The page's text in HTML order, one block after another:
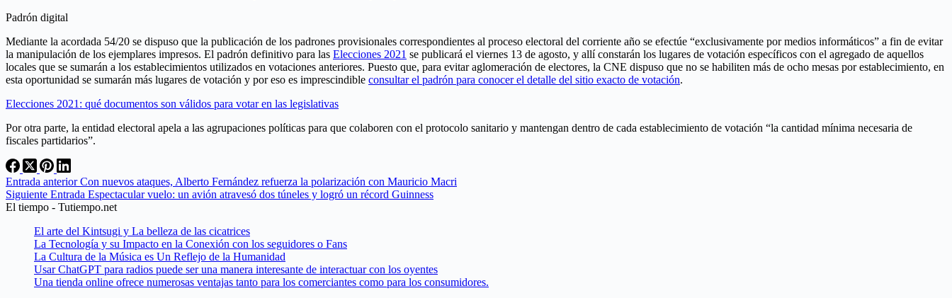
Padrón digital
Mediante la acordada 54/20 se dispuso que la publicación de los padrones provisionales correspondientes al proceso electoral del corriente año se efectúe “exclusivamente por medios informáticos” a fin de evitar
la manipulación de los ejemplares impresos. El padrón definitivo para las Elecciones 2021 se publicará el viernes 13 de agosto, y allí constarán los lugares de votación específicos con el agregado de aquellos
locales que se sumarán a los establecimientos utilizados en votaciones anteriores. Puesto que, para evitar aglomeración de electores, la CNE dispuso que no se habiliten más de ocho mesas por establecimiento, en
esta oportunidad se sumarán más lugares de votación y por eso es imprescindible consultar el padrón para conocer el detalle del sitio exacto de votación.
Elecciones 2021: qué documentos son válidos para votar en las legislativas
Por otra parte, la entidad electoral apela a las agrupaciones políticas para que colaboren con el protocolo sanitario y mantengan dentro de cada establecimiento de votación “la cantidad mínima necesaria de
fiscales partidarios”.
Entrada anteriorCon nuevos ataques, Alberto Fernández refuerza la polarización con Mauricio Macri
Siguiente Entrada Espectacular vuelo: un avión atravesó dos túneles y logró un récord Guinness
El tiempo - Tutiempo.net
El arte del Kintsugi y La belleza de las cicatrices
La Tecnología y su Impacto en la Conexión con los seguidores o Fans
La Cultura de la Música es Un Reflejo de la Humanidad
Usar ChatGPT para radios puede ser una manera interesante de interactuar con los oyentes
Una tienda online ofrece numerosas ventajas tanto para los comerciantes como para los consumidores.